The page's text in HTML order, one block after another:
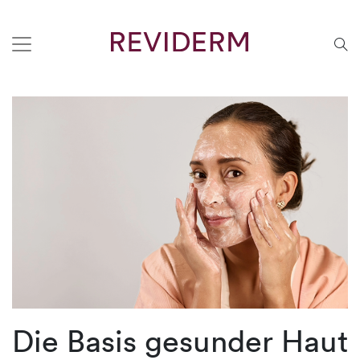
Die Basis gesunder Haut